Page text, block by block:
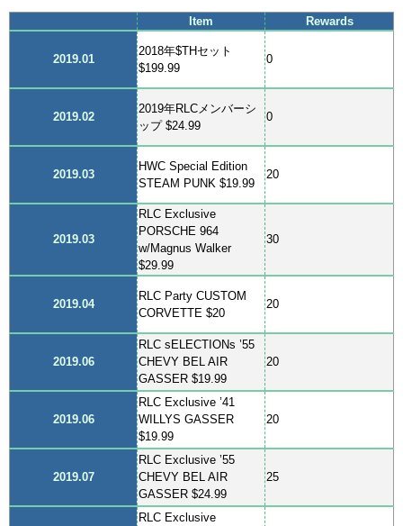
Item Rewards
2019.01
2018年$THセット
$199.99
0
2019.02
2019年RLCメンバーシ
ップ $24.99
0
2019.03
HWC Special Edition
STEAM PUNK $19.99
20
2019.03
RLC Exclusive
PORSCHE 964
w/Magnus Walker
$29.99
30
2019.04
RLC Party CUSTOM
CORVETTE $20
20
2019.06
RLC sELECTIONs ’55
CHEVY BEL AIR
GASSER $19.99
20
2019.06
RLC Exclusive ’41
WILLYS GASSER
$19.99
20
2019.07
RLC Exclusive ’55
CHEVY BEL AIR
GASSER $24.99
25
RLC Exclusive